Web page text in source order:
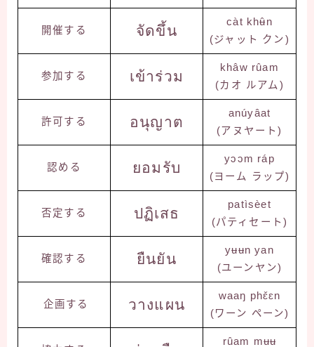
開催する จัดขึ้น
càt khʉ̂n
(ジャット クン)
参加する เข้าร่วม
khâw rûam
(カオ ルアム)
許可する อนุญาต
anúyâat
(アヌヤート)
認める ยอมรับ
yɔɔm ráp
(ヨーム ラップ)
否定する ปฏิเสธ
patìsèet
(パティセート)
確認する ยืนยัน
yʉʉn yan
(ユーンヤン)
企画する วางแผน
waaŋ phɛ̌ɛn
(ワーン ペーン)
rûam mʉʉ